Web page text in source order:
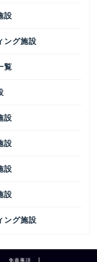
設
ング施設
覧
設
設
設
設
ング施設
免責事項